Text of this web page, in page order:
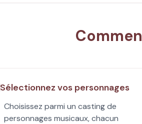
Sélectionnez vos personnages
Choisissez parmi un casting de
personnages musicaux, chacun